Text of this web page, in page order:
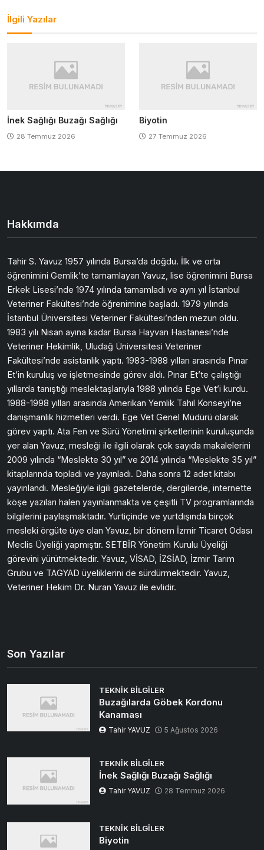
İlgili Yazılar
İnek Sağlığı Buzağı Sağlığı
28 Temmuz 2026
Biyotin
27 Temmuz 2026
Hakkımda
Tahir S. Yavuz 1957 yılında Bursa’da doğdu. İlk ve orta
öğrenimini Gemlik’te tamamlayan Yavuz, lise öğrenimini Bursa
Erkek Lisesi’nde 1974 yılında tamamladı ve aynı yıl İstanbul
Veteriner Fakültesi’nde öğrenimine başladı. 1979 yılında
İstanbul Üniversitesi Veteriner Fakültesi’nden mezun oldu.
1983 yılı Nisan ayına kadar Bursa Hayvan Hastanesi’nde
Veteriner Hekimlik, Uludağ Üniversitesi Veteriner
Fakültesi’nde asistanlık yaptı. 1983-1988 yılları arasında Pınar
Et’in kuruluş ve işletmesinde görev aldı. Pınar Et’te çalıştığı
yıllarda tanıştığı meslektaşlarıyla 1988 yılında Ege Vet’i kurdu.
1988-1998 yılları arasında Amerikan Yemlik Tahıl Konseyi’ne
danışmanlık hizmetleri verdi. Ege Vet Genel Müdürü olarak
görev yaptı. Ata Fen ve Sürü Yönetimi şirketlerinin kuruluşunda
yer alan Yavuz, mesleği ile ilgili olarak çok sayıda makalelerini
2009 yılında “Meslekte 30 yıl” ve 2014 yılında “Meslekte 35 yıl”
kitaplarında topladı ve yayınladı. Daha sonra 12 adet kitabı
yayınlandı. Mesleğiyle ilgili gazetelerde, dergilerde, internette
köşe yazıları halen yayınlanmakta ve çeşitli TV programlarında
bilgilerini paylaşmaktadır. Yurtiçinde ve yurtdışında birçok
mesleki örgüte üye olan Yavuz, bir dönem İzmir Ticaret Odası
Meclis Üyeliği yapmıştır. SETBİR Yönetim Kurulu Üyeliği
görevini yürütmektedir. Yavuz, VİSAD, İZSİAD, İzmir Tarım
Grubu ve TAGYAD üyeliklerini de sürdürmektedir. Yavuz,
Veteriner Hekim Dr. Nuran Yavuz ile evlidir.
Son Yazılar
TEKNIK BILGILER
Buzağılarda Göbek Kordonu
Kanaması
Tahir YAVUZ 5 Ağustos 2026
TEKNIK BILGILER
İnek Sağlığı Buzağı Sağlığı
Tahir YAVUZ 28 Temmuz 2026
TEKNIK BILGILER
Biyotin